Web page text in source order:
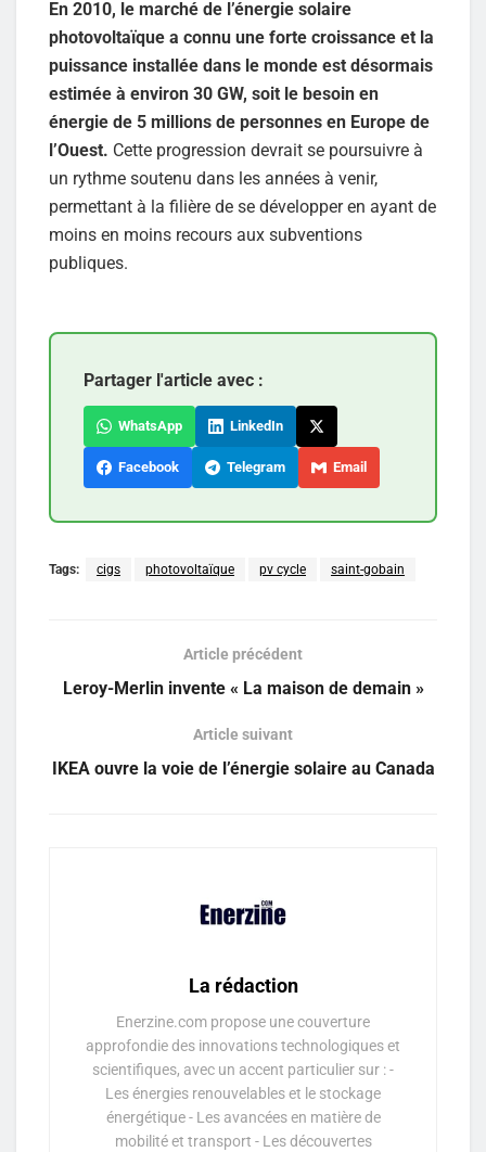
En 2010, le marché de l’énergie solaire
photovoltaïque a connu une forte croissance et la
puissance installée dans le monde est désormais
estimée à environ 30 GW, soit le besoin en
énergie de 5 millions de personnes en Europe de
l’Ouest. Cette progression devrait se poursuivre à
un rythme soutenu dans les années à venir,
permettant à la filière de se développer en ayant de
moins en moins recours aux subventions
publiques.
Partager l'article avec :
WhatsApp LinkedIn
Facebook Telegram Email
Tags: cigs photovoltaïque pv cycle saint-gobain
Article précédent
Leroy-Merlin invente « La maison de demain »
Article suivant
IKEA ouvre la voie de l’énergie solaire au Canada
La rédaction
Enerzine.com propose une couverture
approfondie des innovations technologiques et
scientifiques, avec un accent particulier sur : -
Les énergies renouvelables et le stockage
énergétique - Les avancées en matière de
mobilité et transport - Les découvertes